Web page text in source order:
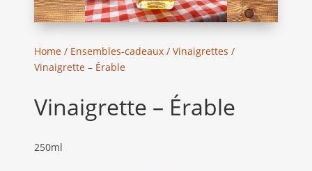
Home / Ensembles-cadeaux /Vinaigrettes /
Vinaigrette – Érable
Vinaigrette – Érable
250ml